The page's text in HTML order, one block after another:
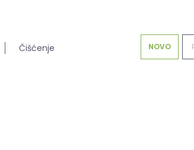
Čišćenje NOVO